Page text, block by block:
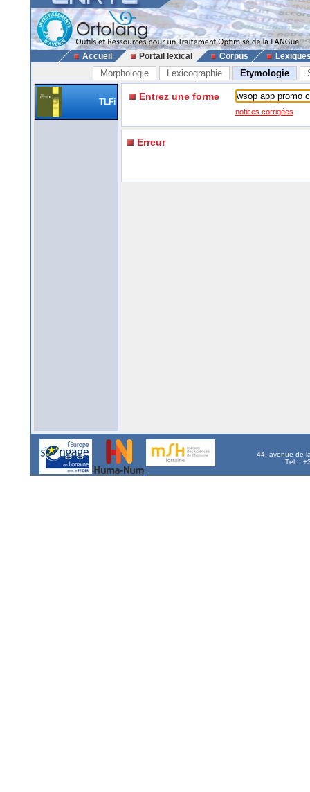
Accueil Portail lexical Corpus
Morphologie Lexicographie Etymologie
TLFi Entrez une forme
notices corrigées
Erreur
44, avenue de
Tél. :